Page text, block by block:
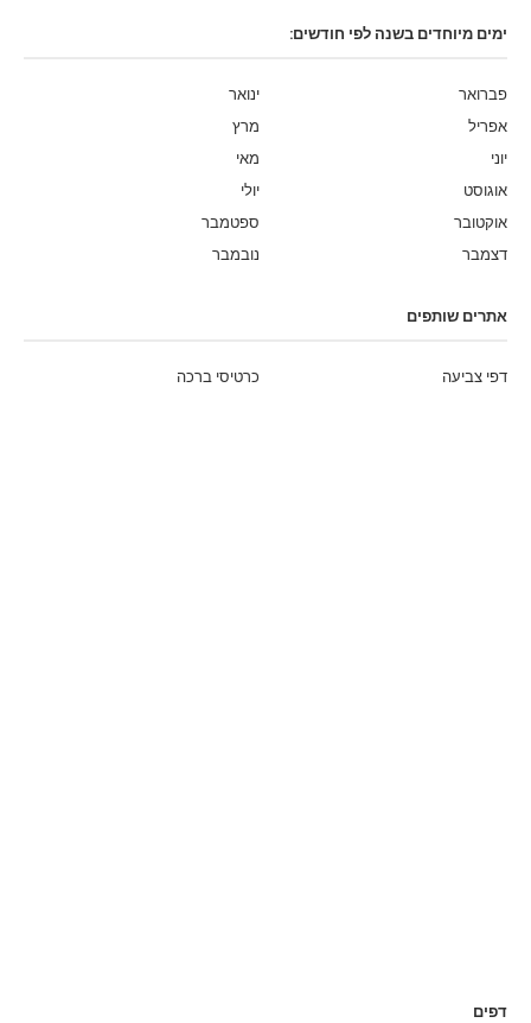
ימים מיוחדים בשנה לפי חודשים:
ינואר
פברואר
מרץ
אפריל
מאי
יוני
יולי
אוגוסט
ספטמבר
אוקטובר
נובמבר
דצמבר
אתרים שותפים
כרטיסי ברכה דפי צביעה
דפים